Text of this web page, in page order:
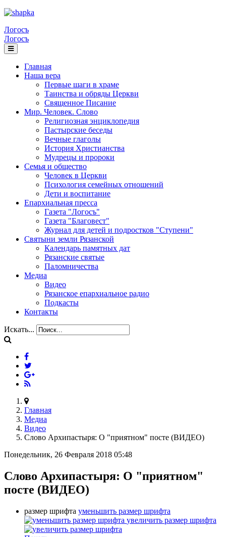
Логосъ
Логосъ
Главная
Наша вера
Первые шаги в храме
Таинства и обряды Церкви
Священное Писание
Мир. Человек. Слово
Религиозная энциклопедия
Пастырские беседы
Вечные глаголы
История Христианства
Мудрецы и пророки
Семья и общество
Человек в Церкви
Психология семейных отношений
Дети и воспитание
Епархиальная пресса
Газета "Логосъ"
Газета "Благовест"
Журнал для детей и подростков "Ступени"
Святыни земли Рязанской
Календарь памятных дат
Рязанские святые
Паломничества
Медиа
Видео
Рязанское епархиальное радио
Подкасты
Контакты
Искать...
Главная
Медиа
Видео
Слово Архипастыря: О "приятном" посте (ВИДЕО)
Понедельник, 26 Февраля 2018 05:48
Слово Архипастыря: О "приятном"
посте (ВИДЕО)
размер шрифта уменьшить размер шрифта
увеличить размер шрифта